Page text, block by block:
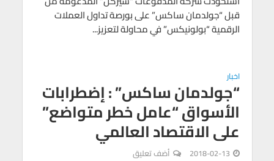
قبل “جولدمان ساكس” على بورصة تداول العملات
الرقمية “بولونيكس” في محاولة لتعزيز...
اخبار
“جولدمان ساكس” : إضطرابات
الأسواق “عامل خطر متواضع”
على الاقتصاد العالمي
2018-02-13 أضف تعليق